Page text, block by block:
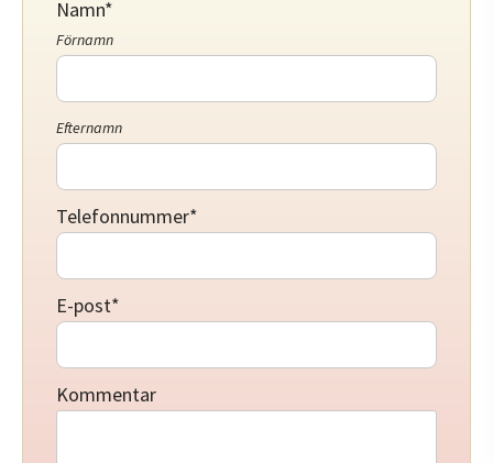
Namn*
Förnamn
Efternamn
Telefonnummer*
E-post*
Kommentar